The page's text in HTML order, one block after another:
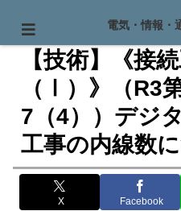
PR
【技術】《接
（Ⅰ）》（R3
7（4））デジ
工事の内線数
X Facebook
電気・情報・